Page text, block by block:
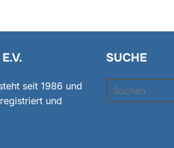
seit 1986 und
und
SUCHE
Suchen
nach: